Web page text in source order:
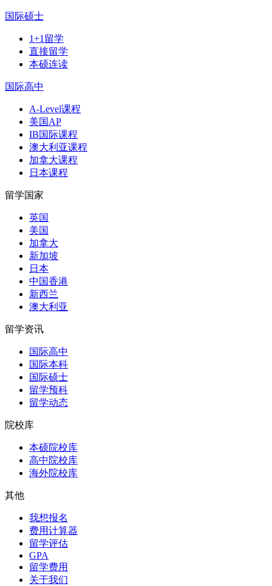
国际硕士
1+1留学
直接留学
本硕连读
国际高中
A-Level课程
美国AP
IB国际课程
澳大利亚课程
加拿大课程
日本课程
留学国家
英国
美国
加拿大
新加坡
日本
中国香港
新西兰
澳大利亚
留学资讯
国际高中
国际本科
国际硕士
留学预科
留学动态
院校库
本硕院校库
高中院校库
海外院校库
其他
我想报名
费用计算器
留学评估
GPA
留学费用
关于我们